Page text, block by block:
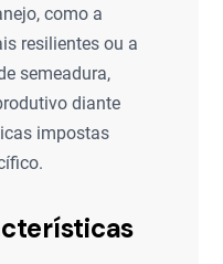
como a
resilientes ou a
semeadura,
diante
impostas